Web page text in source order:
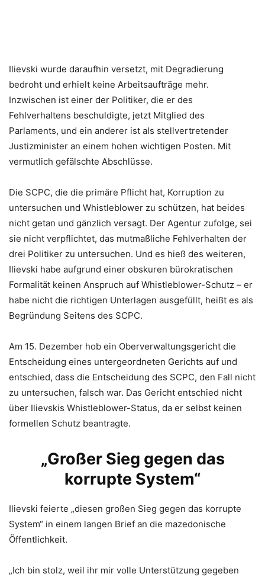
Ilievski wurde daraufhin versetzt, mit Degradierung
bedroht und erhielt keine Arbeitsaufträge mehr.
Inzwischen ist einer der Politiker, die er des
Fehlverhaltens beschuldigte, jetzt Mitglied des
Parlaments, und ein anderer ist als stellvertretender
Justizminister an einem hohen wichtigen Posten. Mit
vermutlich gefälschte Abschlüsse.
Die SCPC, die die primäre Pflicht hat, Korruption zu
untersuchen und Whistleblower zu schützen, hat beides
nicht getan und gänzlich versagt. Der Agentur zufolge, sei
sie nicht verpflichtet, das mutmaßliche Fehlverhalten der
drei Politiker zu untersuchen. Und es hieß des weiteren,
Ilievski habe aufgrund einer obskuren bürokratischen
Formalität keinen Anspruch auf Whistleblower-Schutz – er
habe nicht die richtigen Unterlagen ausgefüllt, heißt es als
Begründung Seitens des SCPC.
Am 15. Dezember hob ein Oberverwaltungsgericht die
Entscheidung eines untergeordneten Gerichts auf und
entschied, dass die Entscheidung des SCPC, den Fall nicht
zu untersuchen, falsch war. Das Gericht entschied nicht
über Ilievskis Whistleblower-Status, da er selbst keinen
formellen Schutz beantragte.
„Großer Sieg gegen das
korrupte System“
Ilievski feierte „diesen großen Sieg gegen das korrupte
System“ in einem langen Brief an die mazedonische
Öffentlichkeit.
„Ich bin stolz, weil ihr mir volle Unterstützung gegeben